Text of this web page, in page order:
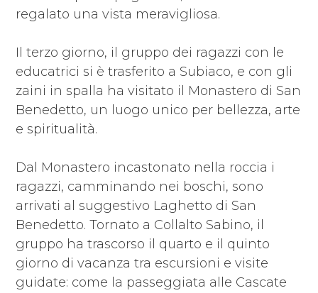
regalato una vista meravigliosa.
Il terzo giorno, il gruppo dei ragazzi con le
educatrici si è trasferito a Subiaco, e con gli
zaini in spalla ha visitato il Monastero di San
Benedetto, un luogo unico per bellezza, arte
e spiritualità.
Dal Monastero incastonato nella roccia i
ragazzi, camminando nei boschi, sono
arrivati al suggestivo Laghetto di San
Benedetto. Tornato a Collalto Sabino, il
gruppo ha trascorso il quarto e il quinto
giorno di vacanza tra escursioni e visite
guidate: come la passeggiata alle Cascate